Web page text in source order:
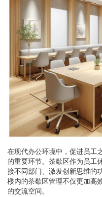
在现代办公环境中，促进员工
的重要环节。茶歇区作为员工
接不同部门、激发创新思维的
楼内的茶歇区管理不仅更加高
的交流空间。